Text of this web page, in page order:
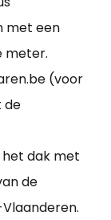
met een
meter.
(voor
de
dak met
de